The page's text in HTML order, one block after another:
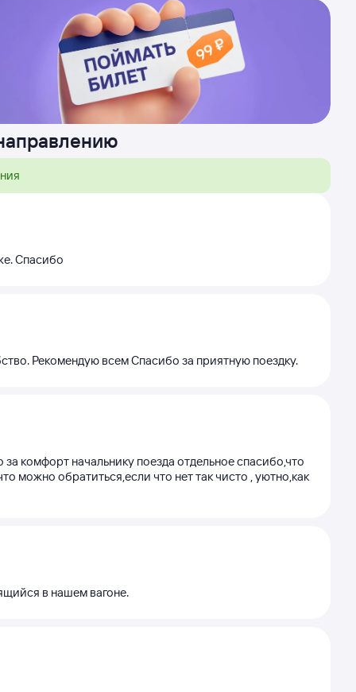
Спасибо
Рекомендую всем Спасибо за приятную поездку.
комфорт начальнику поезда отдельное спасибо,что
можно обратиться,если что нет так чисто , уютно,как
в нашем вагоне.